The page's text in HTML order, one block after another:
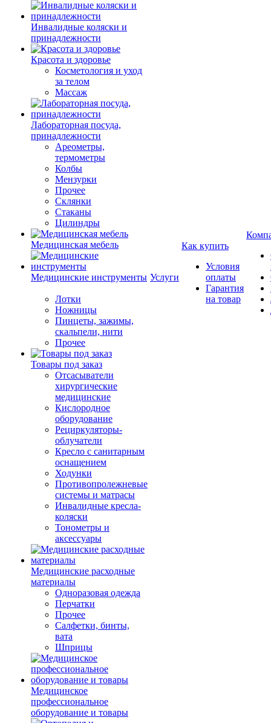
Инвалидные коляски и
принадлежности
Красота и здоровье
Косметология и уход
за телом
Массаж
Лабораторная посуда,
принадлежности
Ареометры,
термометры
Колбы
Мензурки
Прочее
Склянки
Стаканы
Цилиндры
Медицинская мебель
Медицинские инструменты
Лотки
Ножницы
Пинцеты, зажимы,
скальпели, нити
Прочее
Товары под заказ
Отсасыватели
хирургические
медицинские
Кислородное
оборудование
Рециркуляторы-
облучатели
Кресло с санитарным
оснащением
Ходунки
Противопролежневые
системы и матрасы
Инвалидные кресла-
коляски
Тонометры и
аксессуары
Медицинские расходные
материалы
Одноразовая одежда
Перчатки
Прочее
Салфетки, бинты,
вата
Шприцы
Медицинское
профессиональное
оборудование и товары
Услуги
Как купить
Условия
оплаты
Гарантия
на товар